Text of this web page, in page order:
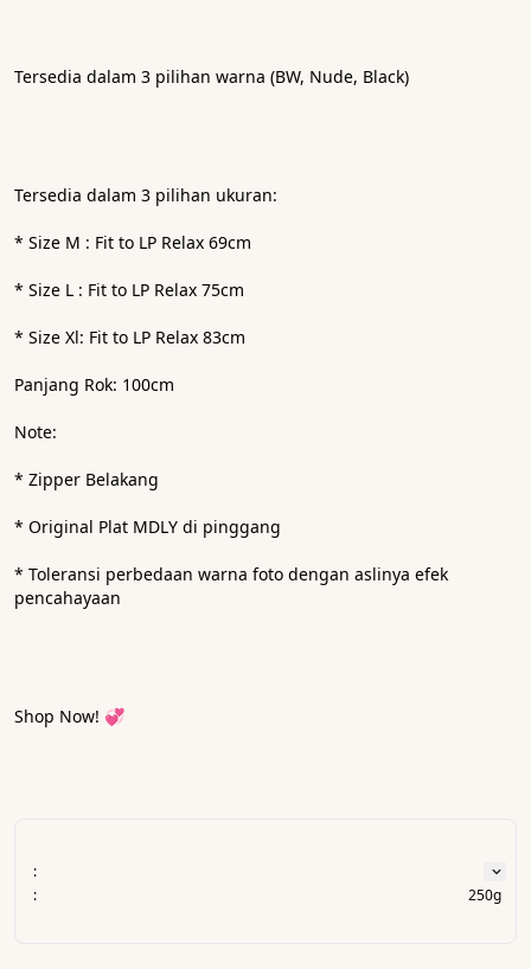
Tersedia dalam 3 pilihan warna (BW, Nude, Black)
Tersedia dalam 3 pilihan ukuran:
* Size M : Fit to LP Relax 69cm
* Size L : Fit to LP Relax 75cm
* Size Xl: Fit to LP Relax 83cm
Panjang Rok: 100cm
Note:
* Zipper Belakang
* Original Plat MDLY di pinggang
* ⁠Toleransi perbedaan warna foto dengan aslinya efek
pencahayaan
Shop Now! 💞
:
:
250g